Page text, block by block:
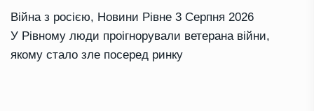
Війна з росією, Новини Рівне 3 Серпня 2026
У Рівному люди проігнорували ветерана війни,
якому стало зле посеред ринку